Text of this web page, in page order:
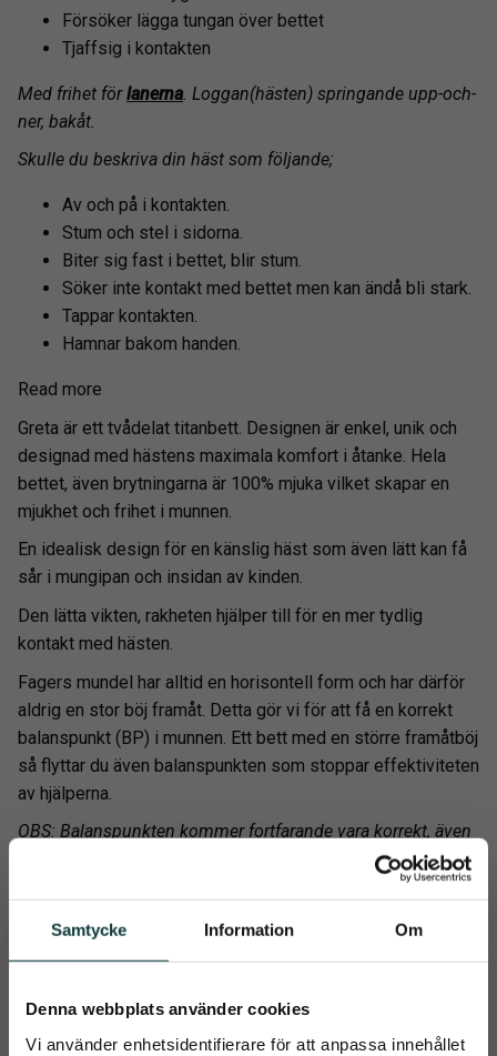
Samtycke Information Om
Denna webbplats använder cookies
Vi använder enhetsidentifierare för att anpassa innehållet
Försöker lägga tungan över bettet
Tjaffsig i kontakten
Med frihet förlanerna . Loggan(hästen) springande upp-och-
ner, bakåt.
Skulle du beskriva din häst som följande;
Av och på i kontakten.
Stum och stel i sidorna.
Biter sig fast i bettet, blir stum.
Söker inte kontakt med bettet men kan ändå bli stark.
Tappar kontakten.
Hamnar bakom handen.
Read more
Greta är ett tvådelat titanbett. Designen är enkel, unik och
designad med hästens maximala komfort i åtanke. Hela
bettet, även brytningarna är 100% mjuka vilket skapar en
mjukhet och frihet i munnen.
En idealisk design för en känslig häst som även lätt kan få
sår i mungipan och insidan av kinden.
Den lätta vikten, rakheten hjälper till för en mer tydlig
kontakt med hästen.
Fagers mundel har alltid en horisontell form och har därför
aldrig en stor böj framåt. Detta gör vi för att få en korrekt
balanspunkt (BP) i munnen. Ett bett med en större framåtböj
så flyttar du även balanspunkten som stoppar effektiviteten
av hjälperna.
OBS: Balanspunkten kommer fortfarande vara korrekt, även
Fagers mundel har alltid en horisontell form och har därför
aldrig en stor böj framåt.
OBS: Balanspunkten kommer fortfarande att bibehållas